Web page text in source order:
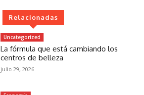
Relacionadas
Uncategorized
La fórmula que está cambiando los
centros de belleza
julio 29, 2026